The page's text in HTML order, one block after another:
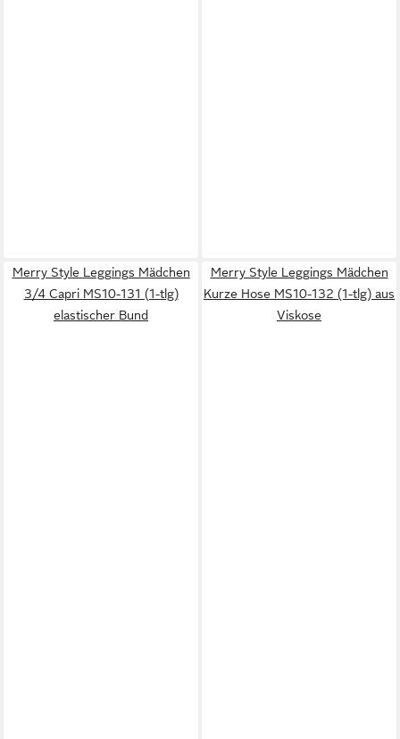
Merry Style Leggings Mädchen
3/4 Capri MS10-131 (1-tlg)
elastischer Bund
Merry Style Leggings Mädchen
Kurze Hose MS10-132 (1-tlg) aus
Viskose